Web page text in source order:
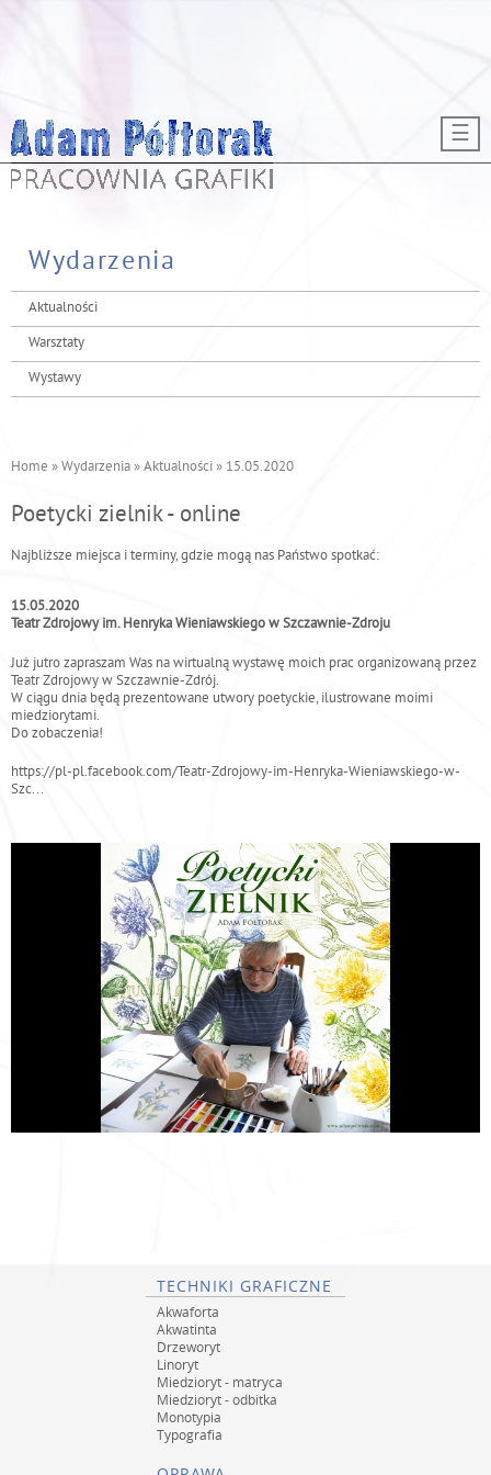
☰
Wydarzenia
Aktualności
Warsztaty
Wystawy
e
t
e
ś
u
t
a
Home »Wydarzenia»Aktualności» 15.05.2020
Poetycki zielnik - online
Najbliższe miejsca i terminy, gdzie mogą nas Państwo spotkać:
15.05.2020
Teatr Zdrojowy im. Henryka Wieniawskiego w Szczawnie-Zdroju
Już jutro zapraszam Was na wirtualną wystawę moich prac organizowaną przez
Teatr Zdrojowy w Szczawnie-Zdrój.
W ciągu dnia będą prezentowane utwory poetyckie, ilustrowane moimi
miedziorytami.
Do zobaczenia!
https://pl-pl.facebook.com/Teatr-Zdrojowy-im-Henryka-Wieniawskiego-w-
Szc...
TECHNIKI GRAFICZNE
Akwaforta
Akwatinta
Drzeworyt
Linoryt
Miedzioryt - matryca
Miedzioryt - odbitka
Monotypia
Typografia